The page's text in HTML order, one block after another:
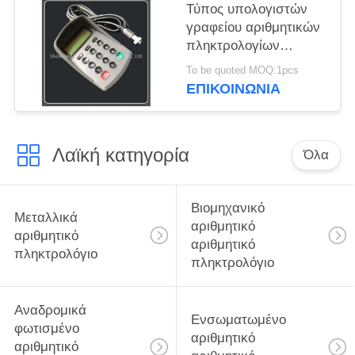
Τύπος υπολογιστών
γραφείου αριθμητικών
πληκτρολογίων
κώδικα ασφαλείας 15
κλειδιών με την
To be quoted MOQ:1pcs
ΕΠΙΚΟΙΝΩΝΊΑ
Λαϊκή κατηγορία Όλα
Μεταλλικά
αριθμητικό
πληκτρολόγιο
Βιομηχανικό
αριθμητικό
αριθμητικό
πληκτρολόγιο
Αναδρομικά
φωτισμένο
αριθμητικό
Ενσωματωμένο
αριθμητικό